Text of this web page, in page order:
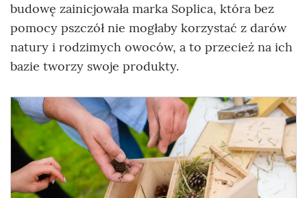
budowę zainicjowała marka Soplica, która bez
pomocy pszczół nie mogłaby korzystać z darów
natury i rodzimych owoców, a to przecież na ich
bazie tworzy swoje produkty.